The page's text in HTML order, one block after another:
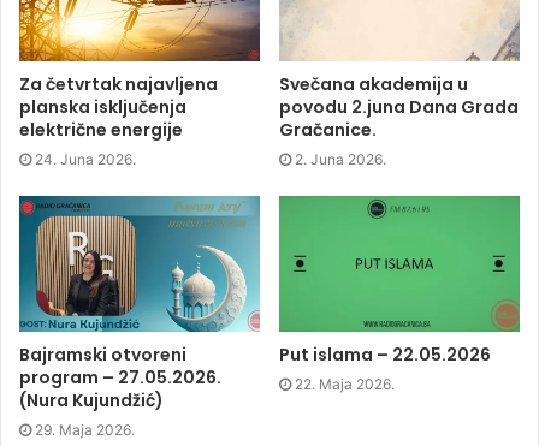
o
o
k
(
O
p
e
n
s
i
n
n
w
w
i
n
d
o
w
)
e
r
(
O
p
e
n
s
i
n
n
e
w
i
n
d
o
w
)
d
I
n
(
O
p
e
n
s
i
w
w
i
o
w
)
n
n
e
w
w
Za četvrtak najavljena
planska isključenja
električne energije
24. Juna 2026.
Svečana akademija u
povodu 2.juna Dana Grada
Gračanice.
2. Juna 2026.
Bajramski otvoreni
program – 27.05.2026.
(Nura Kujundžić)
29. Maja 2026.
Put islama – 22.05.2026
22. Maja 2026.